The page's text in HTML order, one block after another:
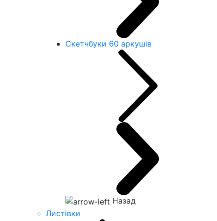
Скетчбуки 60 аркушів
Назад
Листівки